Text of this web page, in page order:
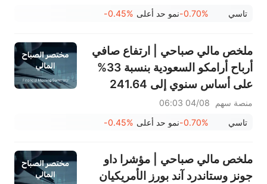
84%؛ شركة الخزف السعوديتاسي
-0.70%نمو حد أعلى -0.45%
ملخص مالي صباحي | ارتفاع صافي
أرباح أرامكو السعودية بنسبة 33%
على أساس سنوي إلى 241.64
مليار ريال سعودي، وتوزيع أرباح
بقيمة 0.34 ريال سعودي للسهم
شركة في العالم
منصة سهم
04/08 06:03
تاسي
-0.70%نمو حد أعلى -0.45%
ملخص مالي صباحي | مؤشرا داو
جونز وستاندرد آند بورز الأمريكيان